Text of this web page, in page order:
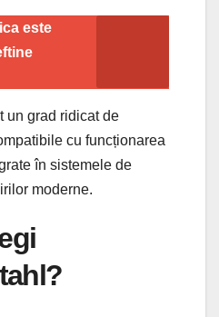
este
un grad ridicat de
cu funcționarea
în sistemele de
moderne.